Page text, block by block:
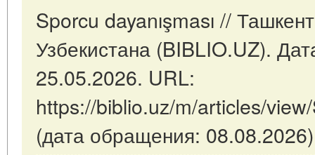
Sporcu dayanışması //
Узбекистана (BIBLIO.UZ).
25.05.2026. URL:
https://biblio.uz/m/articles/view/
(дата обращения: